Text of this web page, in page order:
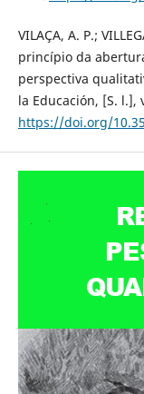
VILAÇA, A. P.;
princípio da
perspectiva
la Educación, [S. l.],
https://doi.org/